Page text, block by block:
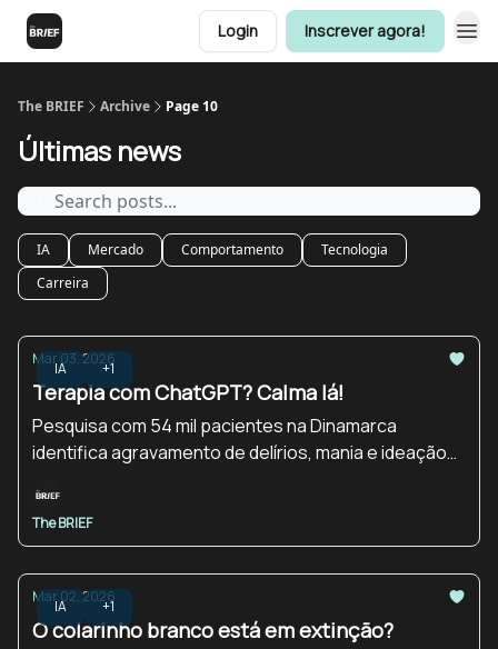
Login Inscrever agora!
The BRIEF Archive Page 10
Últimas news
IA Mercado Comportamento
Tecnologia
Carreira
IA +1
Mar 03, 2026
Terapia com ChatGPT? Calma lá!
Pesquisa com 54 mil pacientes na Dinamarca
identifica agravamento de delírios, mania e ideação
The BRIEF
IA +1
Mar 02, 2026
O colarinho branco está em extinção?